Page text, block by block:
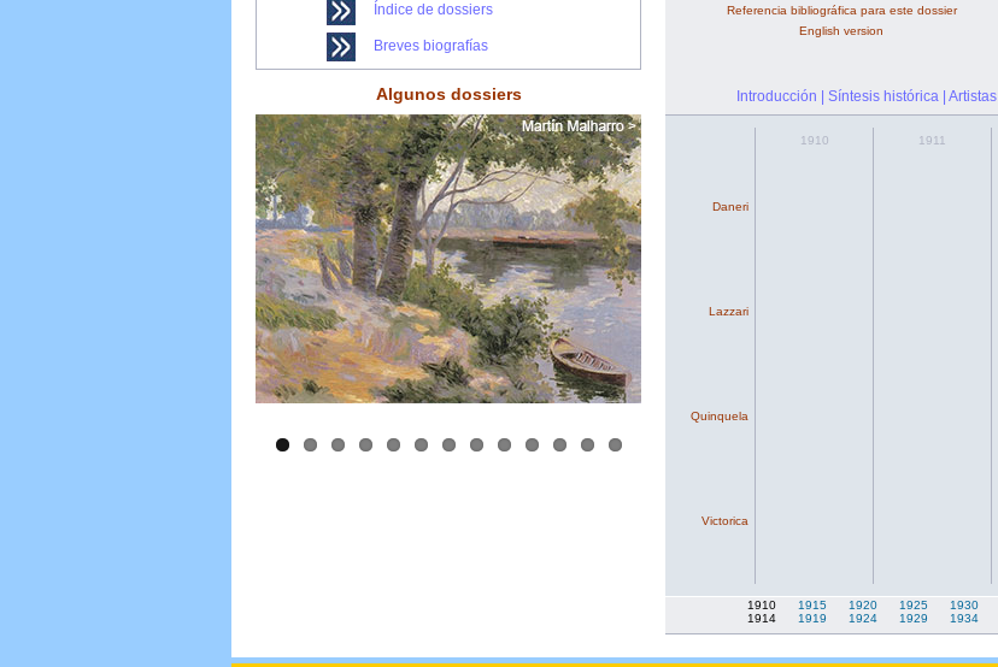
Índice de dossiers
Breves biografías
Algunos dossiers
Referencia bibliográfica para este dossier
English version
Introducción Síntesis histórica Artistas
Daneri
Lazzari
Quinquela
Victorica
1910 1911
1910
1914
1915
1919
1920
1924
1925
1929
1930
1934